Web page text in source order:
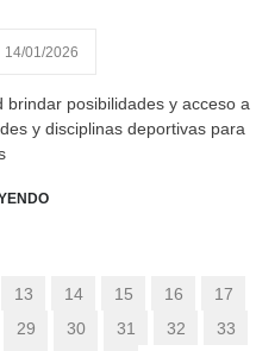
14/01/2026
brindar posibilidades y acceso a
y disciplinas deportivas para
13 14 15 16
17
29 30 31 32
33